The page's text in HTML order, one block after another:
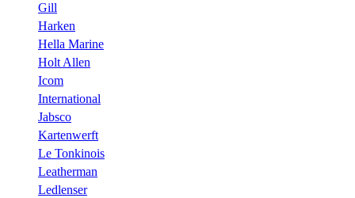
Gill
Harken
Hella Marine
Holt Allen
Icom
International
Jabsco
Kartenwerft
Le Tonkinois
Leatherman
Ledlenser